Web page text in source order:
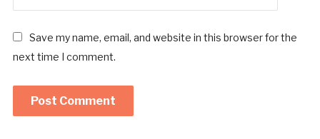
Save my name, email, and website in this browser for the
next time I comment.